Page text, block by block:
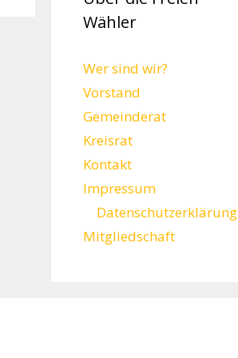
Wähler
Wer sind wir?
Vorstand
Gemeinderat
Kreisrat
Kontakt
Impressum
Datenschutzerklärung
Mitgliedschaft